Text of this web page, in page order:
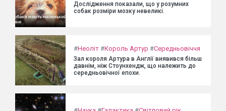
Дослідження показали, що у розумних
собак розміри мозку невеликі.
#Неоліт #Король Артур #Середньовіччя
Зал короля Артура в Англії виявився більш
давнім, ніж Стоунхендж, що належить до
середньовічної епохи.